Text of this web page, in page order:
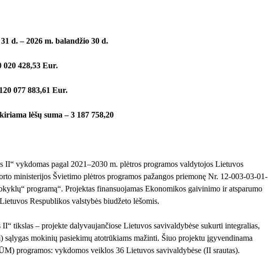
d. – 2026 m. balandžio 30 d.
020 428,53 Eur.
077 883,61 Eur.
lėšų suma – 3 187 758,20
II“ vykdomas pagal 2021–2030 m. plėtros programos valdytojos Lietuvos
ministerijos Švietimo plėtros programos pažangos priemonę Nr. 12-003-03-01-
programą“. Projektas finansuojamas Ekonomikos gaivinimo ir atsparumo
Respublikos valstybės biudžeto lėšomis.
tikslas – projekte dalyvaujančiose Lietuvos savivaldybėse sukurti integralias,
sąlygas mokinių pasiekimų atotrūkiams mažinti. Šiuo projektu įgyvendinama
programos: vykdomos veiklos 36 Lietuvos savivaldybėse (II srautas).